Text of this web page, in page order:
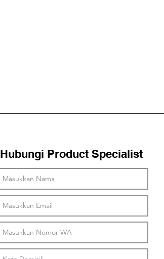
Hubungi Product Specialist